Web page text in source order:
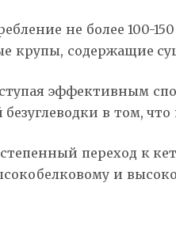
не более 100-
крупы, содержащие
эффективным
в том,
переход к
и